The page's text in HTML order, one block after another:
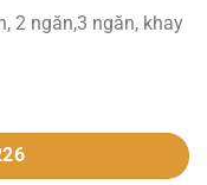
2 ngăn,3 ngăn, khay